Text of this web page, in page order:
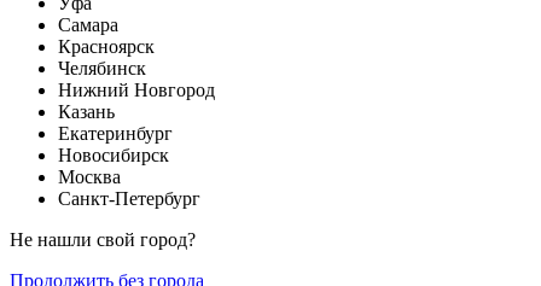
Самара
Красноярск
Челябинск
Нижний Новгород
Казань
Екатеринбург
Новосибирск
Москва
Санкт-Петербург
Не нашли свой город?
Продолжить без города